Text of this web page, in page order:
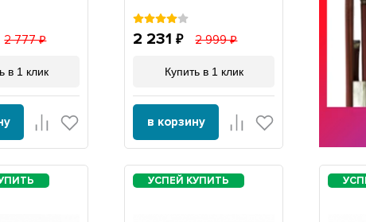
2 777
в 1 клик
2 231 2 999
Купить в 1 клик
в корзину